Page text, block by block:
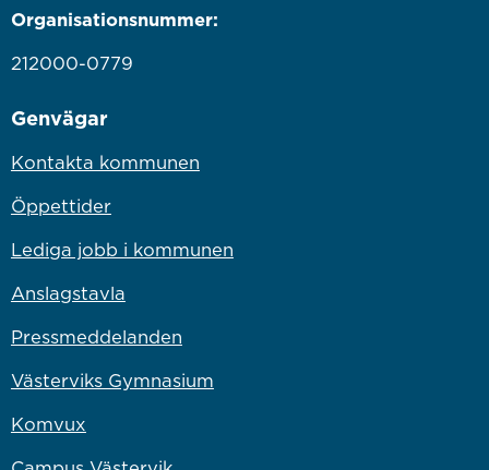
Organisationsnummer:
212000-0779
Genvägar
Kontakta kommunen
Öppettider
Lediga jobb i kommunen
Anslagstavla
Pressmeddelanden
Västerviks Gymnasium
Komvux